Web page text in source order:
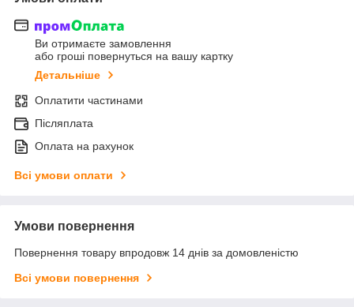
Ви отримаєте замовлення
або гроші повернуться на вашу картку
Детальніше
Оплатити частинами
Післяплата
Оплата на рахунок
Всі умови оплати
Умови повернення
Повернення товару впродовж 14 днів за домовленістю
Всі умови повернення